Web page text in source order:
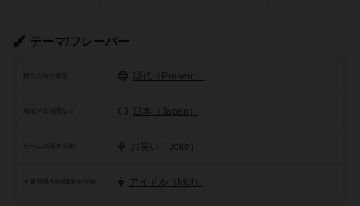
テーマ/フレーバー
舞台の時代背景 現代（Present）
地域や文化圏など 日本（Japan）
ゲームの基本目的 お笑い（Joke）
アイドル（Idol）